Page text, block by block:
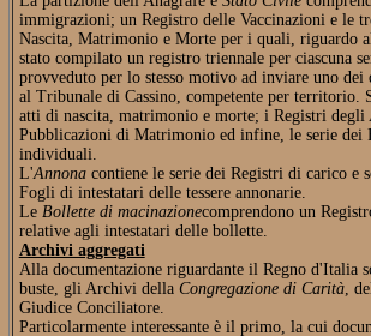
immigrazioni; un Registro delle Vaccinazioni e le
Nascita, Matrimonio e Morte per i quali, riguardo
stato compilato un registro triennale per ciascuna
provveduto per lo stesso motivo ad inviare uno
al Tribunale di Cassino, competente per territorio.
atti di nascita, matrimonio e morte; i Registri
Pubblicazioni di Matrimonio ed infine, le serie
individuali.
L'Annonacontiene le serie dei Registri di carico e
Fogli di intestatari delle tessere annonarie.
Le Bollette di macinazionecomprendono un
relative agli intestatari delle bollette.
Archivi aggregati
Alla documentazione riguardante il Regno d'Italia
buste, gli Archivi della Congregazione di Carità,
Giudice Conciliatore.
Particolarmente interessante è il primo, la cui